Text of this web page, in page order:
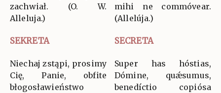
zachwiał. (O. W.
Alleluja.)
mihi ne commóvear.
(Allelúja.)
SEKRETA SECRETA
Niechaj zstąpi, prosimy
Cię, Panie, obfite
błogosławieństwo
Super has hóstias,
Dómine, quǽsumus,
benedíctio copiósa